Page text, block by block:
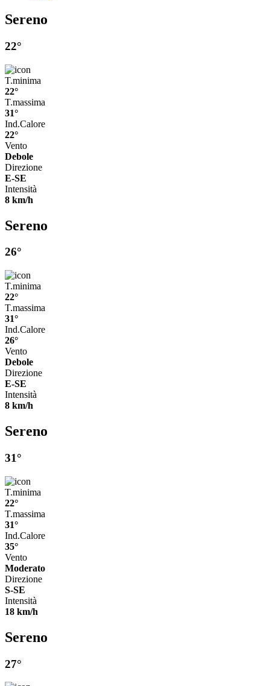
Sereno
22°
T.minima
22°
T.massima
31°
Ind.Calore
22°
Vento
Debole
Direzione
E-SE
Intensità
8 km/h
Sereno
26°
T.minima
22°
T.massima
31°
Ind.Calore
26°
Vento
Debole
Direzione
E-SE
Intensità
8 km/h
Sereno
31°
T.minima
22°
T.massima
31°
Ind.Calore
35°
Vento
Moderato
Direzione
S-SE
Intensità
18 km/h
Sereno
27°